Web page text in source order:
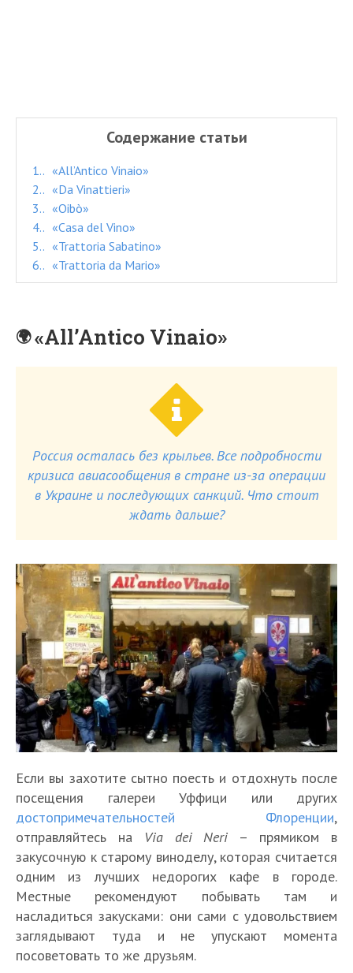
Содержание статьи
1.
«All’Antico Vinaio»
2.
«Da Vinattieri»
3.
«Oibò»
4.
«Casa del Vino»
5.
«Trattoria Sabatino»
6.
«Trattoria da Mario»
«All’Antico Vinaio»
Россия осталась без крыльев. Все подробности
кризиса авиасообщения в стране из-за операции
в Украине и последующих санкций. Что стоит
ждать дальше?
Если вы захотите сытно поесть и отдохнуть после
посещения галереи Уффици или других
достопримечательностей Флоренции,
отправляйтесь на Via dei Neri – прямиком в
закусочную к старому виноделу, которая считается
одним из лучших недорогих кафе в городе.
Местные рекомендуют побывать там и
насладиться закусками: они сами с удовольствием
заглядывают туда и не упускают момента
посоветовать то же друзьям.